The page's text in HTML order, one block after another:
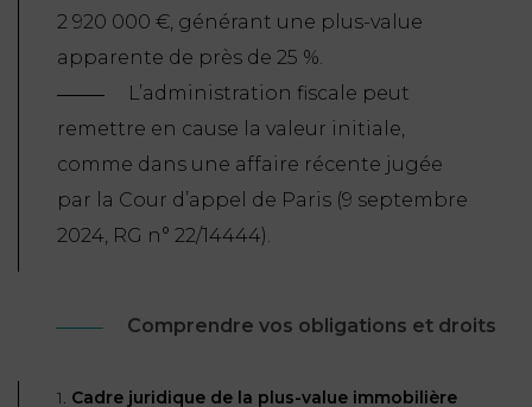
DES
ÉTRANGERS
DROIT
DE
2 920 000 €, générant une plus-value
apparente de près de 25 %.
L’administration fiscale peut
remettre en cause la valeur initiale,
comme dans une affaire récente jugée
par la Cour d’appel de Paris (9 septembre
2024, RG n° 22/14444).
Comprendre vos obligations et droits
1. Cadre juridique de la plus-value immobilière